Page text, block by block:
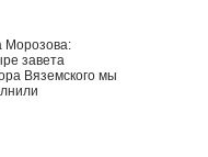
Морозова:
завета
Вяземского мы